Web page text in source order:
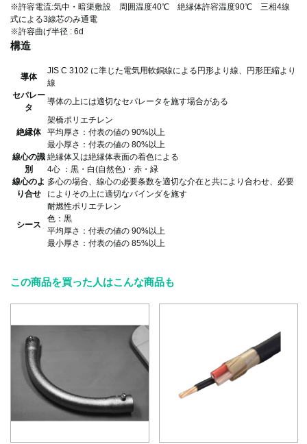
※許容電流:気中・暗渠敷設 周囲温度40℃ 絶縁体許容温度90℃ 三相4線
式による3線芯のみ通電
※許容曲げ半径 : 6d
構造
導体
JIS C 3102 に準じた電気用軟銅線による円形より線、円形圧縮より
線
セパレー
タ
導体の上には適切なセパレータを施す場合がある
絶縁体
架橋ポリエチレン
平均厚さ：付表の値の 90%以上
最小厚さ：付表の値の 80%以上
線心の識
別
絶縁体又は絶縁体表面の着色による
4心 ：黒・白(自然色)・赤・緑
線心のよ
り合せ
多心の場合、線心の必要条数を適切な介在と共により合わせ、必要
によりその上に適切なバインダを施す
シース
耐燃性ポリエチレン
色：黒
平均厚さ：付表の値の 90%以上
最小厚さ：付表の値の 85%以上
この商品を買った人はこんな商品も